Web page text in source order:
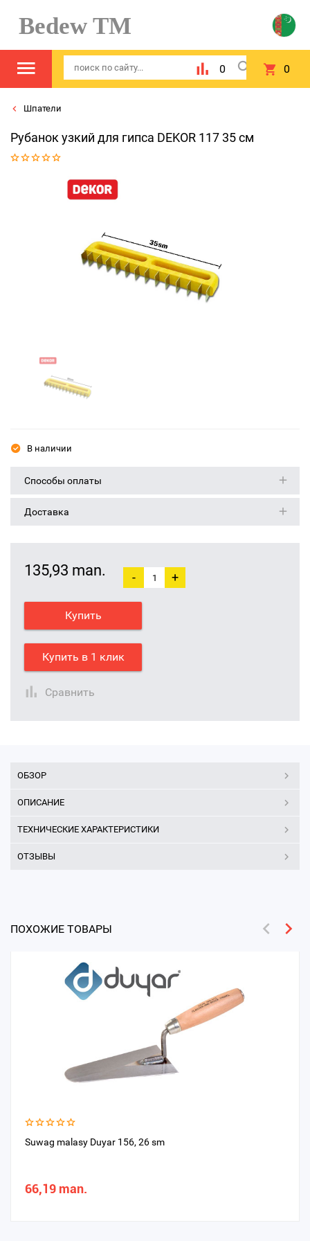
Bedew TM
0 0
Шпатели
Рубанок узкий для гипса DEKOR 117 35 см
В наличии
Способы оплаты
Доставка
135,93 man. - +
Купить
Купить в 1 клик
Сравнить
ОБЗОР
ОПИСАНИЕ
ТЕХНИЧЕСКИЕ ХАРАКТЕРИСТИКИ
ОТЗЫВЫ
ПОХОЖИЕ ТОВАРЫ
Suwag malasy Duyar 156, 26 sm
66,19 man.